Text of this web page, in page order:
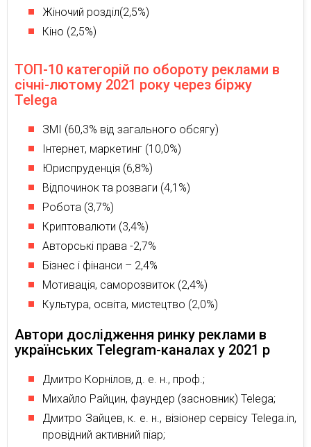
Жіночий розділ(2,5%)
Кіно (2,5%)
ТОП-10 категорій по обороту реклами в
січні-лютому 2021 року через біржу
Telega
ЗМІ (60,3% від загального обсягу)
Інтернет, маркетинг (10,0%)
Юриспруденція (6,8%)
Відпочинок та розваги (4,1%)
Робота (3,7%)
Криптовалюти (3,4%)
Авторські права -2,7%
Бізнес і фінанси – 2,4%
Мотивація, саморозвиток (2,4%)
Культура, освіта, мистецтво (2,0%)
Автори дослідження ринку реклами в
українських Telegram-каналах у 2021 р
Дмитро Корнілов, д. е. н., проф.;
Михайло Райцин, фаундер (засновник) Telega;
Дмитро Зайцев, к. е. н., візіонер сервісу Telega.in,
провідний активний піар;